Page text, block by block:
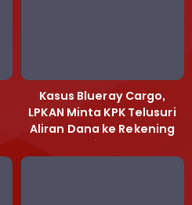
Kasus Blueray Cargo,
LPKAN Minta KPK Telusuri
Aliran Dana ke Rekening
Heri Black